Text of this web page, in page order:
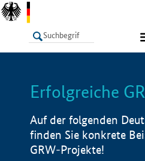
LISTE
Erfolgreiche
Auf der folgenden
finden Sie konkrete
GRW-Projekte!